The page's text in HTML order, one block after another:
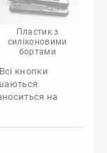
Пластик з
силіконовими
бортами
кнопки
на